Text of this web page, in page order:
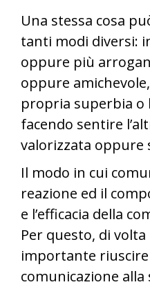
Una stessa cosa
tanti modi diversi:
oppure più
oppure
propria superbia o
facendo sentire
valorizzata oppure
Il modo in cui
reazione ed il
e l’efficacia della
Per questo, di
importante
comunicazione alla